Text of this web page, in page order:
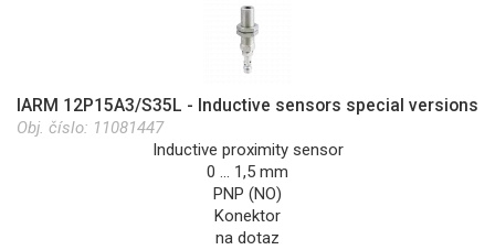
IARM 12P15A3/S35L - Inductive sensors special versions
Obj. číslo: 11081447
Inductive proximity sensor
0 … 1,5 mm
PNP (NO)
Konektor
na dotaz